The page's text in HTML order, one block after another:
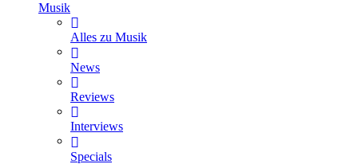
Musik
Alles zu Musik
News
Reviews
Interviews
Specials